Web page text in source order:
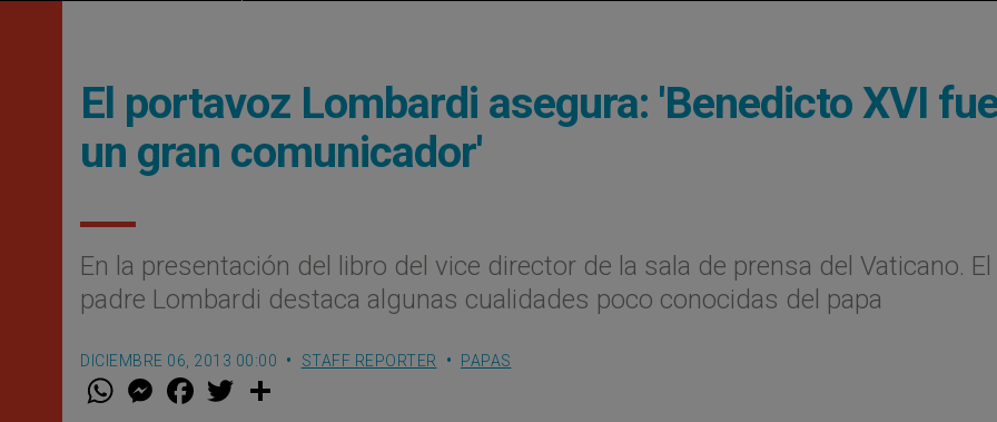
El portavoz Lombardi asegura: 'Benedicto XVI
un gran comunicador'
En la presentación del libro del vice director de la sala de prensa del Vaticano. El
padre Lombardi destaca algunas cualidades poco conocidas del papa
DICIEMBRE 06, 2013 00:00 STAFF REPORTER PAPAS
W M
e
F
a w